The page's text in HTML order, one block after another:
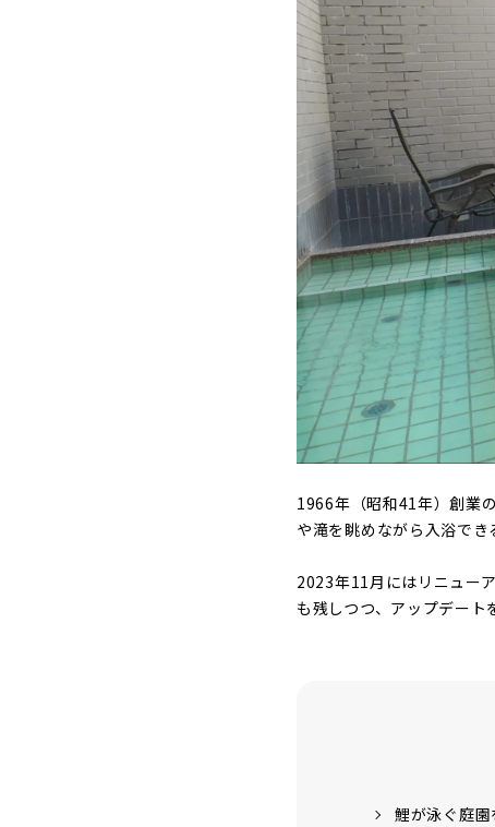
1966年（昭和41年）創業の
や滝を眺めながら入浴でき
2023年11月にはリニュー
も残しつつ、アップデート
鯉が泳ぐ庭